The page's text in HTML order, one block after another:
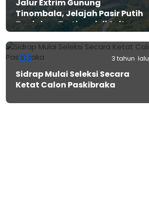
Jalur Extrim Gunung
Tinombala, Jelajah Pasir Putih
Tanjakan Tertinggi di Sulteng
06 3 tahun lalu
Sidrap Mulai Seleksi Secara
Ketat Calon Paskibraka